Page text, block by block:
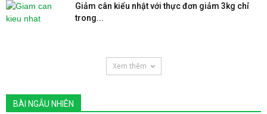
Giảm cân kiểu nhật với thực đơn giảm 3kg chỉ
trong...
Xem thêm
BÀI NGẪU NHIÊN